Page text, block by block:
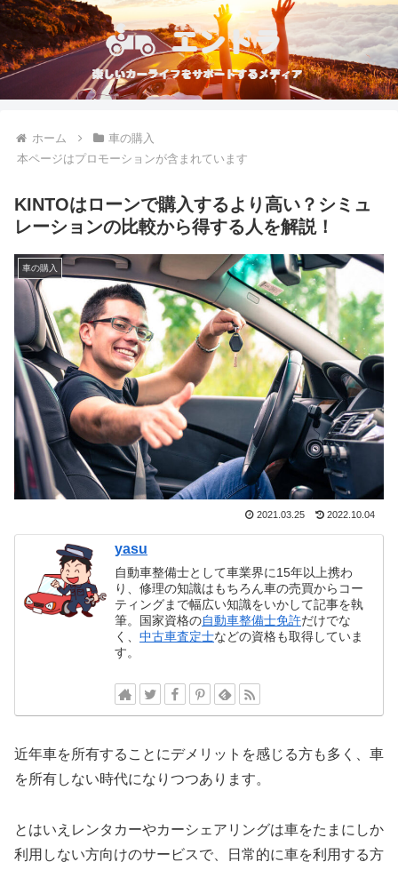
ホーム
車の購入
本ページはプロモーションが含まれています
KINTOはローンで購入するより高い？シミュ
レーションの比較から得する人を解説！
車の購入
2021.03.25 2022.10.04
yasu
自動車整備士として車業界に15年以上携わ
り、修理の知識はもちろん車の売買からコー
ティングまで幅広い知識をいかして記事を執
筆。国家資格の自動車整備士免許だけでな
く、中古車査定士などの資格も取得していま
す。
近年車を所有することにデメリットを感じる方も多く、車
を所有しない時代になりつつあります。
とはいえレンタカーやカーシェアリングは車をたまにしか
利用しない方向けのサービスで、日常的に車を利用する方